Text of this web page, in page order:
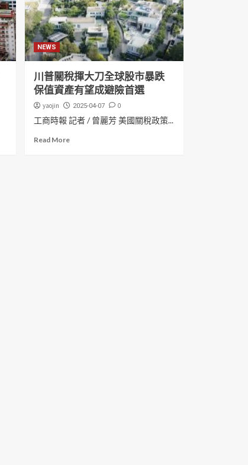
NEWS
川普關稅揮大刀全球股市暴跌
保值資產有望成避險首選
yaojin 2025-04-07 0
工商時報 記者 / 曾麗芳 美國關稅政策...
Read More